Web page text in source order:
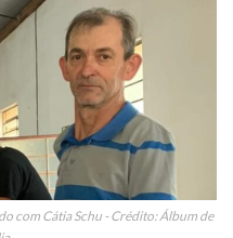
com Cátia Schu - Crédito: Álbum de